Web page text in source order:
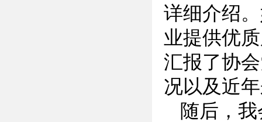
详细介绍
业提供优
汇报了协
况以及近
随后，